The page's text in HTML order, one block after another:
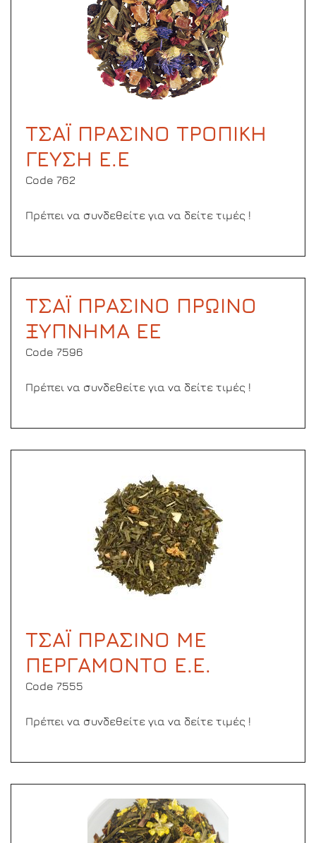
ΤΣΑΪ ΠΡΑΣΙΝΟ ΤΡΟΠΙΚΗ
ΓΕΥΣΗ Ε.Ε
Code 762
Πρέπει να συνδεθείτε για να δείτε τιμές !
ΤΣΑΪ ΠΡΑΣΙΝΟ ΠΡΩΙΝΟ
ΞΥΠΝΗΜΑ ΕΕ
Code 7596
Πρέπει να συνδεθείτε για να δείτε τιμές !
ΤΣΑΪ ΠΡΑΣΙΝΟ ΜΕ
ΠΕΡΓΑΜΟΝΤΟ Ε.Ε.
Code 7555
Πρέπει να συνδεθείτε για να δείτε τιμές !